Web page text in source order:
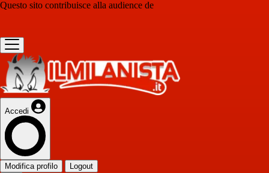
Questo sito contribuisce alla audience de
Accedi
Modifica profilo Logout